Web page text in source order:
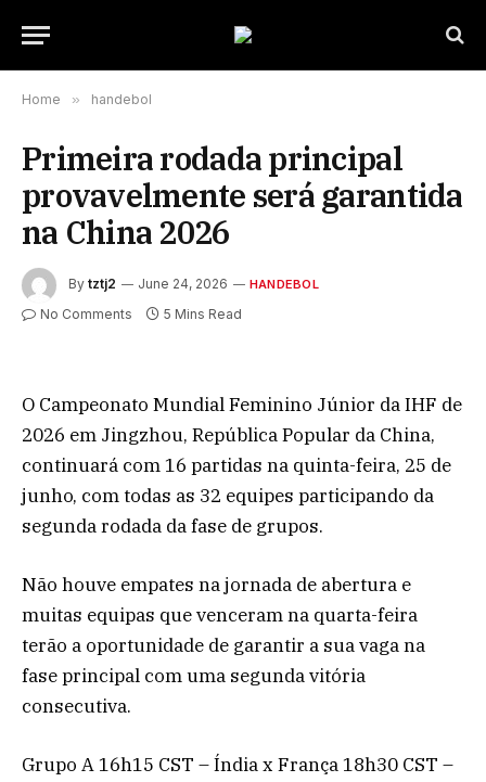
Home » handebol
Primeira rodada principal
provavelmente será garantida
na China 2026
By tztj2 June 24, 2026 HANDEBOL
No Comments 5 Mins Read
O Campeonato Mundial Feminino Júnior da IHF de
2026 em Jingzhou, República Popular da China,
continuará com 16 partidas na quinta-feira, 25 de
junho, com todas as 32 equipes participando da
segunda rodada da fase de grupos.
Não houve empates na jornada de abertura e
muitas equipas que venceram na quarta-feira
terão a oportunidade de garantir a sua vaga na
fase principal com uma segunda vitória
consecutiva.
Grupo A 16h15 CST – Índia x França 18h30 CST –